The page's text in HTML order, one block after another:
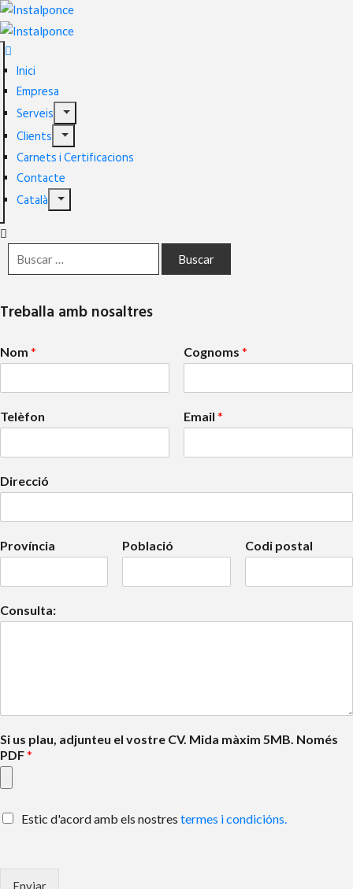
Inici
Empresa
Serveis
Clients
Carnets i Certificacions
Contacte
Català
Treballa amb nosaltres
Nom * Cognoms *
Telèfon Email *
Direcció
Província Població Codi postal
Consulta:
Si us plau, adjunteu el vostre CV. Mida màxim 5MB. Només
PDF*
Estic d'acord amb els nostres termes i condicións.
Enviar